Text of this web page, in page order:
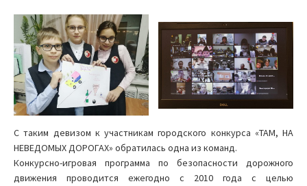
С таким девизом к участникам городского конкурса «ТАМ, НА
НЕВЕДОМЫХ ДОРОГАХ» обратилась одна из команд.
Конкурсно-игровая программа по безопасности дорожного
движения проводится ежегодно с 2010 года с целью